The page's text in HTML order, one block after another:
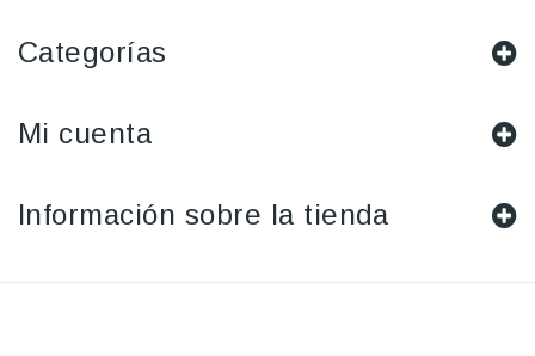
Categorías
Mi cuenta
Información sobre la tienda